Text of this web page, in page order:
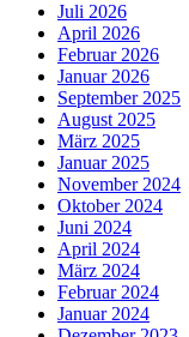
Juli 2026
April 2026
Februar 2026
Januar 2026
September 2025
August 2025
März 2025
Januar 2025
November 2024
Oktober 2024
Juni 2024
April 2024
März 2024
Februar 2024
Januar 2024